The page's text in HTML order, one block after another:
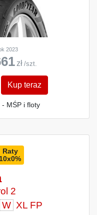
2023
zł /szt.
Kup teraz
- MŚP i floty
Raty
10x0%
2
W XL FP